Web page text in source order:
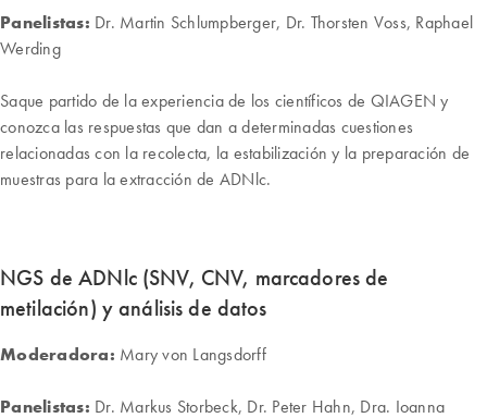
Panelistas: Dr. Martin Schlumpberger, Dr. Thorsten Voss, Raphael
Werding
Saque partido de la experiencia de los científicos de QIAGEN y
conozca las respuestas que dan a determinadas cuestiones
relacionadas con la recolecta, la estabilización y la preparación de
muestras para la extracción de ADNlc.
NGS de ADNlc (SNV, CNV, marcadores de
metilación) y análisis de datos
Moderadora: Mary von Langsdorff
Panelistas: Dr. Markus Storbeck, Dr. Peter Hahn, Dra. Ioanna